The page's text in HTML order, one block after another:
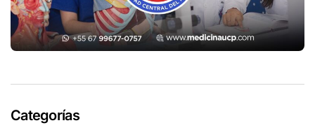
Categorías